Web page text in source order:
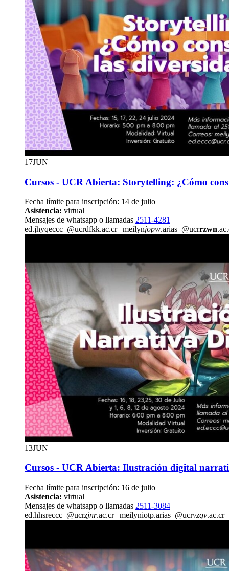
17JUN
Cursos - UCR Abierta: Storytelling: ¿Cómo
Fecha límite para inscripción: 14 de julio
Asistencia: virtual
Mensajes de whatsapp o llamadas 2511-4281
ed.jhyqeccc @ucrdfkk.ac.cr| meilynjopw.arias @ucrrzwn
13JUN
Cursos - UCR Abierta: Ilustración digital
Fecha límite para inscripción: 16 de julio
Asistencia: virtual
Mensajes de whatsapp o llamadas 2511-3084
ed.hhsreccc @ucrzjnr.ac.cr| meilyniotp.arias @ucrvzqv.ac.cr